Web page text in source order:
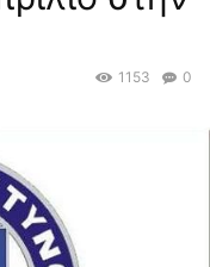
0
1153